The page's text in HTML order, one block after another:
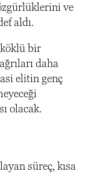
ve
aldı.
bir
daha
elitin genç
olacak.
süreç, kısa